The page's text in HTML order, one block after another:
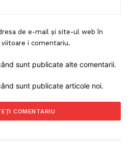
de e-mail și site-ul web în
i comentariu.
sunt publicate alte comentarii.
sunt publicate articole noi.